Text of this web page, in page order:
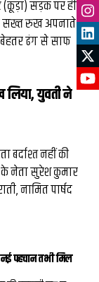
सड़क पर ही
सख्त रुख अपनाते
ढंग से साफ
युवती ने
बर्दाश्त नहीं की
के नेता सुरेश कुमार
नामित पार्षद
पहचान तभी मिल